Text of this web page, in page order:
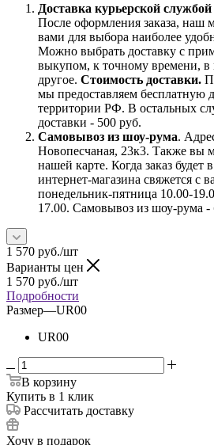
Доставка курьерской
После оформления заказа, наш
вами для выбора наиболее
Можно выбрать доставку с
выкупом, к точному времени,
другое. Стоимость доставки.
мы предоставляем бесплатную
территории РФ. В остальных
доставки - 500 руб.
Самовывоз из шоу-рума.
Новопесчаная, 23к3. Также вы
нашей карте. Когда заказ
интернет-магазина свяжется с
понедельник-пятница 10.00-
17.00. Самовывоз из шоу-рума -
1 570 руб./шт
Варианты цен
1 570 руб./шт
Подробности
Размер—UR00
UR00
В корзину
Купить в 1 клик
Рассчитать доставку
Хочу в подарок